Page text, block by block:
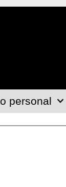
personal